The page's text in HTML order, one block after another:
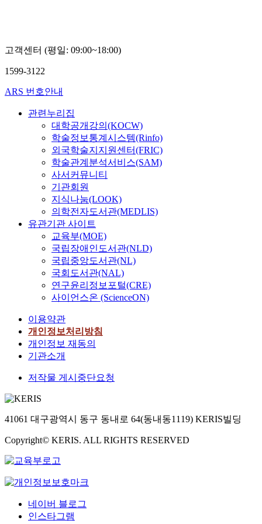
고객센터 (평일: 09:00~18:00)
1599-3122
ARS 번호안내
관련누리집
대학공개강의(KOCW)
학술정보통계시스템(Rinfo)
외국학술지지원센터(FRIC)
학술관계분석서비스(SAM)
사서커뮤니티
기관회원
지식나눔(LOOK)
의학전자도서관(MEDLIS)
유관기관 사이트
교육부(MOE)
국립장애인도서관(NLD)
국립중앙도서관(NL)
국회도서관(NAL)
연구윤리정보포털(CRE)
사이언스온 (ScienceON)
이용약관
개인정보처리방침
개인정보 재동의
기관소개
저작물 게시중단요청
41061 대구광역시 동구 동내로 64(동내동1119) KERIS빌딩
Copyright© KERIS. ALL RIGHTS RESERVED
네이버 블로그
인스타그램